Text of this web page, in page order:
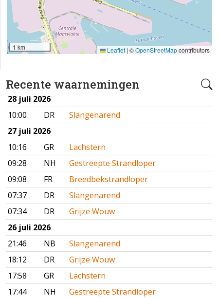
Recente waarnemingen
28 juli 2026
10:00
DR
Slangenarend
27 juli 2026
10:16
GR
Lachstern
09:28
NH
Gestreepte Strandloper
09:08
FR
Breedbekstrandloper
07:37
DR
Slangenarend
07:34
DR
Grijze Wouw
26 juli 2026
21:46
NB
Slangenarend
18:12
DR
Grijze Wouw
17:58
GR
Lachstern
17:44
NH
Gestreepte Strandloper
1 km Leaflet | ©OpenStreetMapcontributors